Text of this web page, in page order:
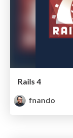
Rails 4
fnando